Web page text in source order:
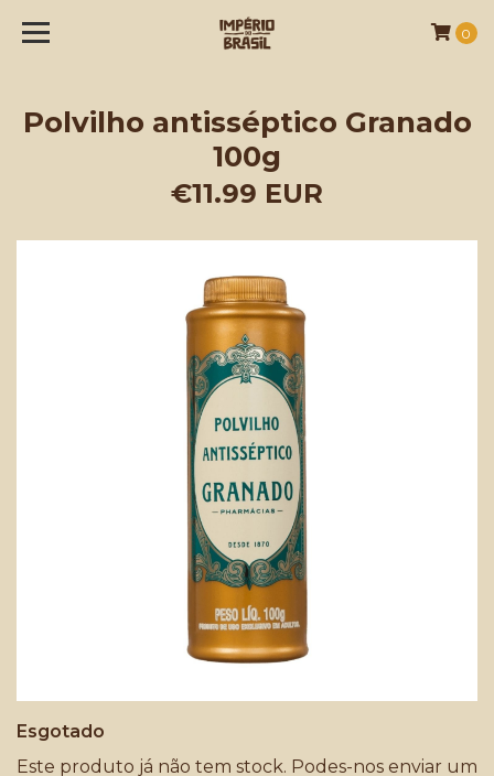
0
Polvilho antisséptico Granado
100g
€11.99 EUR
Esgotado
Este produto já não tem stock. Podes-nos enviar um